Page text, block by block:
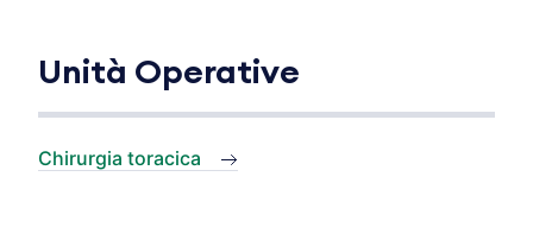
Unità Operative
Chirurgia toracica